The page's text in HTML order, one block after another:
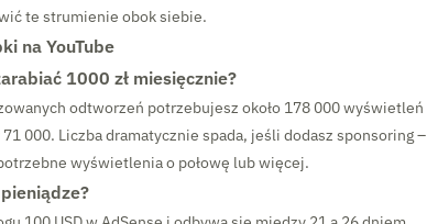
te strumienie obok siebie.
na YouTube
1000 zł miesięcznie?
odtworzeń potrzebujesz około 178 000 wyświetleń
000. Liczba dramatycznie spada, jeśli dodasz sponsoring –
wyświetlenia o połowę lub więcej.